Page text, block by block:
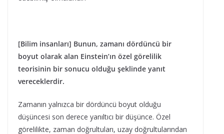
[Bilim insanları] Bunun, zamanı dördüncü bir
boyut olarak alan Einstein’ın özel görelilik
teorisinin bir sonucu olduğu şeklinde yanıt
vereceklerdir.
Zamanın yalnızca bir dördüncü boyut olduğu
düşüncesi son derece yanıltıcı bir düşünce. Özel
görelilikte, zaman doğrultuları, uzay doğrultularından